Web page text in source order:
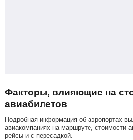
Факторы, влияющие на
авиабилетов
Подробная информация об аэропортах
авиакомпаниях на маршруте, стоимости
рейсы и с пересадкой.